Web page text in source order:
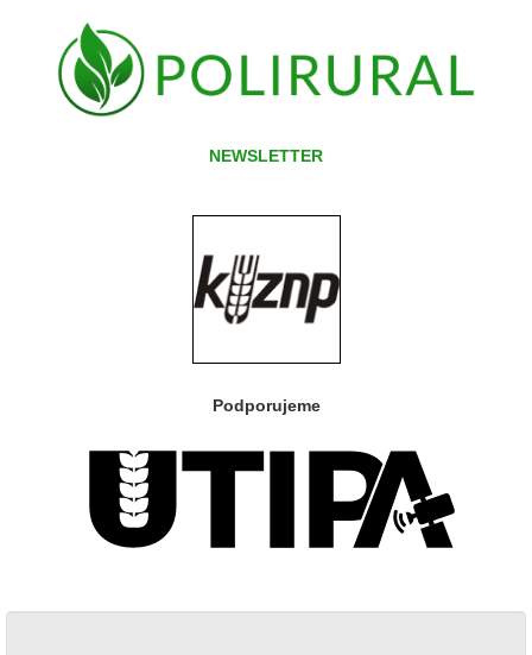
NEWSLETTER
Podporujeme